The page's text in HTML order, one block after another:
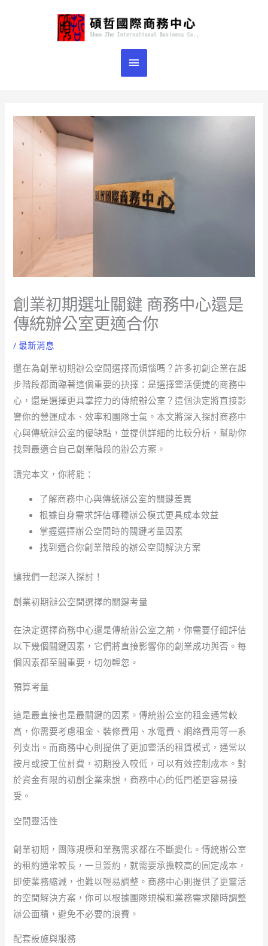
主
要
選
創業初期選址關鍵 商務中心還是
傳統辦公室更適合你
/最新消息
還在為創業初期辦公空間選擇而煩惱嗎？許多初創企業在起
步階段都面臨著這個重要的抉擇：是選擇靈活便捷的商務中
心，還是選擇更具掌控力的傳統辦公室？這個決定將直接影
響你的營運成本、效率和團隊士氣。本文將深入探討商務中
心與傳統辦公室的優缺點，並提供詳細的比較分析，幫助你
找到最適合自己創業階段的辦公方案。
讀完本文，你將能：
了解商務中心與傳統辦公室的關鍵差異
根據自身需求評估哪種辦公模式更具成本效益
掌握選擇辦公空間時的關鍵考量因素
找到適合你創業階段的辦公空間解決方案
讓我們一起深入探討！
創業初期辦公空間選擇的關鍵考量
在決定選擇商務中心還是傳統辦公室之前，你需要仔細評估
以下幾個關鍵因素，它們將直接影響你的創業成功與否。每
個因素都至關重要，切勿輕忽。
預算考量
這是最直接也是最關鍵的因素。傳統辦公室的租金通常較
高，你需要考慮租金、裝修費用、水電費、網絡費用等一系
列支出。而商務中心則提供了更加靈活的租賃模式，通常以
按月或按工位計費，初期投入較低，可以有效控制成本。對
於資金有限的初創企業來說，商務中心的低門檻更容易接
受。
空間靈活性
創業初期，團隊規模和業務需求都在不斷變化。傳統辦公室
的租約通常較長，一旦簽約，就需要承擔較高的固定成本，
即使業務縮減，也難以輕易調整。商務中心則提供了更靈活
的空間解決方案，你可以根據團隊規模和業務需求隨時調整
辦公面積，避免不必要的浪費。
配套設施與服務